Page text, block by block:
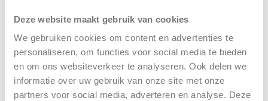
Deze website maakt gebruik van cookies
We gebruiken cookies om content en advertenties te
personaliseren, om functies voor social media te bieden
en om ons websiteverkeer te analyseren. Ook delen we
informatie over uw gebruik van onze site met onze
partners voor social media, adverteren en analyse. Deze
geïmporteerd door Van der Haeghe BV uit
Geldermalsen.